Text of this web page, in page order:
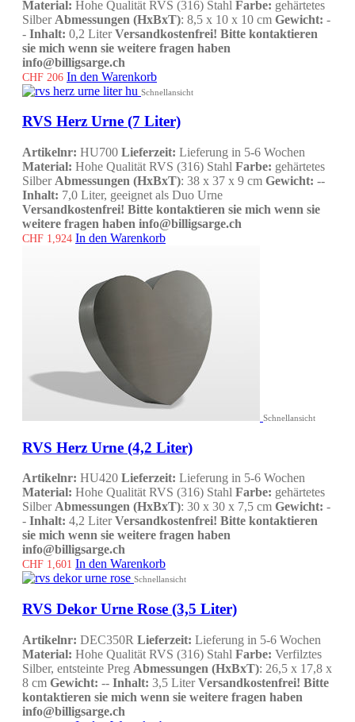
Material: Hohe Qualität RVS (316) Stahl Farbe: gehärtetes
Silber Abmessungen (HxBxT): 8,5 x 10 x 10 cm Gewicht: -
- Inhalt: 0,2 LiterVersandkostenfrei! Bitte kontaktieren
sie mich wenn sie weitere fragen haben
info@billigsarge.ch
CHF 206 In den Warenkorb
Schnellansicht
RVS Herz Urne (7 Liter)
Artikelnr: HU700 Lieferzeit: Lieferung in 5-6 Wochen
Material: Hohe Qualität RVS (316) Stahl Farbe: gehärtetes
Silber Abmessungen (HxBxT): 38 x 37 x 9 cm Gewicht: --
Inhalt: 7,0 Liter, geeignet als Duo Urne
Versandkostenfrei! Bitte kontaktieren sie mich wenn sie
weitere fragen haben info@billigsarge.ch
CHF 1,924 In den Warenkorb
Schnellansicht
RVS Herz Urne (4,2 Liter)
Artikelnr: HU420 Lieferzeit: Lieferung in 5-6 Wochen
Material: Hohe Qualität RVS (316) Stahl Farbe: gehärtetes
SilberAbmessungen (HxBxT): 30 x 30 x 7,5 cm Gewicht: -
- Inhalt: 4,2 LiterVersandkostenfrei! Bitte kontaktieren
sie mich wenn sie weitere fragen haben
info@billigsarge.ch
CHF 1,601 In den Warenkorb
Schnellansicht
RVS Dekor Urne Rose (3,5 Liter)
Artikelnr: DEC350R Lieferzeit: Lieferung in 5-6 Wochen
Material: Hohe Qualität RVS (316) Stahl Farbe: Verfilztes
Silber, entsteinte Preg Abmessungen (HxBxT): 26,5 x 17,8 x
8 cm Gewicht: -- Inhalt: 3,5 LiterVersandkostenfrei! Bitte
kontaktieren sie mich wenn sie weitere fragen haben
info@billigsarge.ch